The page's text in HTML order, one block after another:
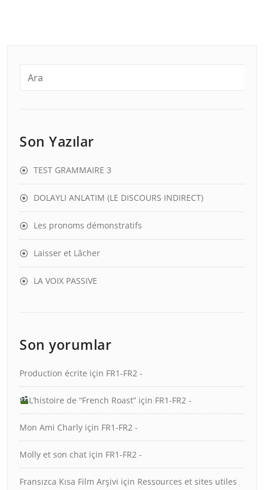
Son Yazılar
TEST GRAMMAIRE 3
DOLAYLI ANLATIM (LE DISCOURS INDIRECT)
Les pronoms démonstratifs
Laisser et Lâcher
LA VOIX PASSIVE
Son yorumlar
Production écrite için FR1-FR2 -
L’histoire de “French Roast”için FR1-FR2 -
Mon Ami Charly için FR1-FR2 -
Molly et son chat için FR1-FR2 -
Fransızca Kısa Film Arşivi için Ressources et sites utiles